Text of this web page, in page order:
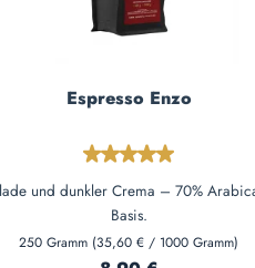
Espresso Enzo
Durchschnittliche
und dunkler Crema – 70%
Basis.
250 Gramm (35,60 € / 1000 Gramm)